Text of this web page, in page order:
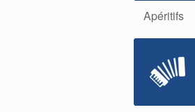
Apéritifs